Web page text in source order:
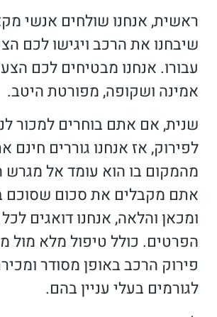
ראשית, אנחנו שולחים אנשי
שיבחנו את הרכב ויגישו לכם
עבורו. אנחנו מבטיחים לכם
אמינה ושקופה, מפורטת היטב.
שנית, אם אתם בוחרים למכור
לפירוק, אז אנחנו גוררים חינם
מהמקום בו הוא עומד אל מגרש
אתם מקבלים את סכום שסוכם
ומכאן והלאה, אנחנו דואגים
הפרטים. כולל טיפול מלא מול
פירוק הרכב באופן מסודר
לגורמים בעלי עניין בהם.